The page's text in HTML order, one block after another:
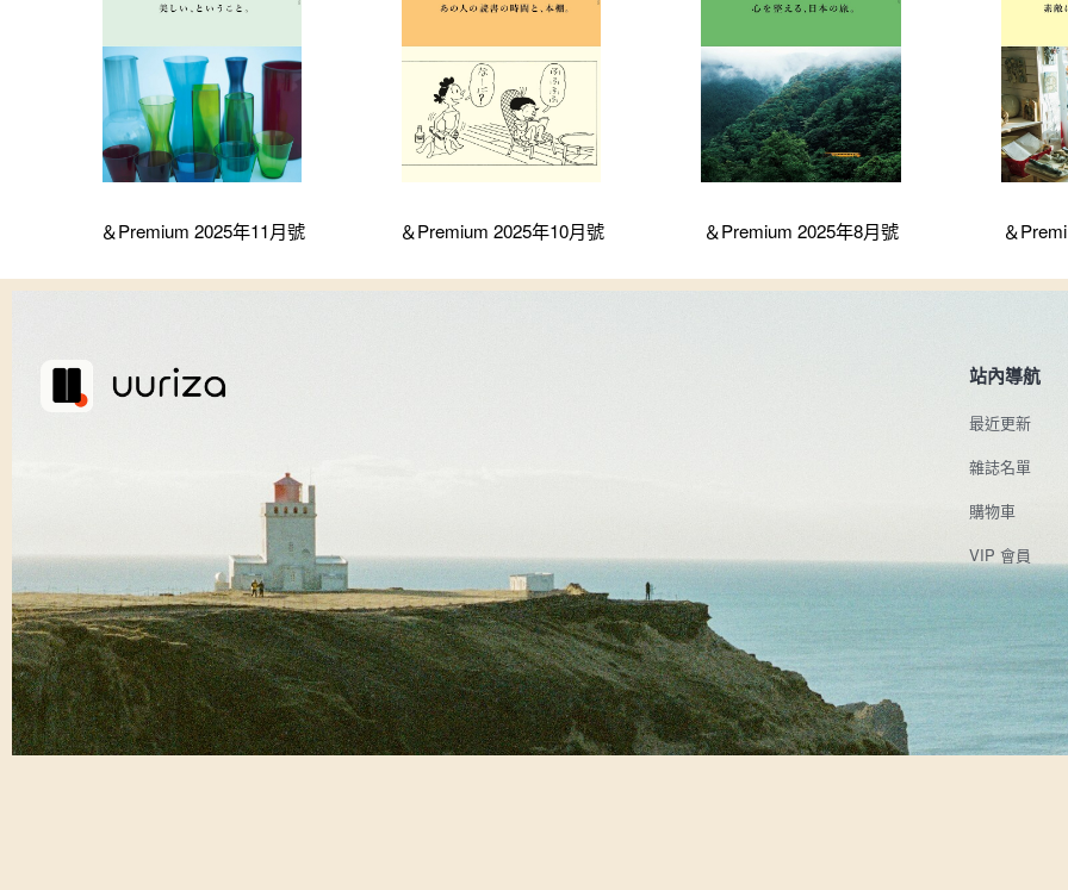
＆Premium 2025年11月號 ＆Premium 2025年10月號 ＆Premium 2025年8月號 ＆
站內導航
最近更新
雜誌名單
購物車
VIP 會員